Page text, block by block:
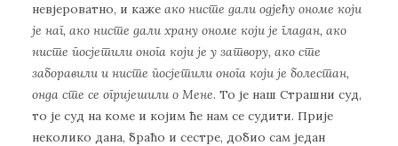
невјероватно, и каже ако нисте дали одјећу ономе који
је наг, ако нисте дали храну ономе који је гладан, ако
нисте посјетили онога који је у затвору, ако сте
заборавили и нисте посјетили онога који је болестан,
онда сте се огријешили о Мене. То је наш Страшни суд,
то је суд на коме и којим ће нам се судити. Прије
неколико дана, браћо и сестре, добио сам један